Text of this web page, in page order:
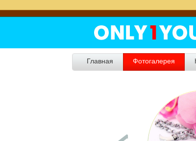
Главная Фотогалерея